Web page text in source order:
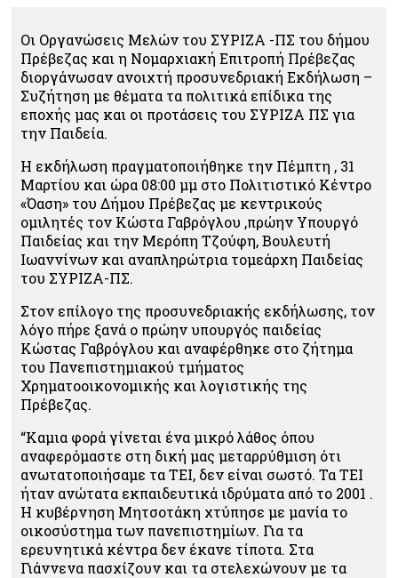
Οι Οργανώσεις Μελών του ΣΥΡΙΖΑ -ΠΣ του δήμου
Πρέβεζας και η Νομαρχιακή Επιτροπή Πρέβεζας
διοργάνωσαν ανοιχτή προσυνεδριακή Εκδήλωση –
Συζήτηση με θέματα τα πολιτικά επίδικα της
εποχής μας και οι προτάσεις του ΣΥΡΙΖΑ ΠΣ για
την Παιδεία.
Η εκδήλωση πραγματοποιήθηκε την Πέμπτη , 31
Μαρτίου και ώρα 08:00 μμ στο Πολιτιστικό Κέντρο
«Όαση» του Δήμου Πρέβεζας με κεντρικούς
ομιλητές τον Κώστα Γαβρόγλου ,πρώην Υπουργό
Παιδείας και την Μερόπη Τζούφη, Βουλευτή
Ιωαννίνων και αναπληρώτρια τομεάρχη Παιδείας
του ΣΥΡΙΖΑ-ΠΣ.
Στον επίλογο της προσυνεδριακής εκδήλωσης, τον
λόγο πήρε ξανά ο πρώην υπουργός παιδείας
Κώστας Γαβρόγλου και αναφέρθηκε στο ζήτημα
του Πανεπιστημιακού τμήματος
Χρηματοοικονομικής και λογιστικής της
Πρέβεζας.
“Καμια φορά γίνεται ένα μικρό λάθος όπου
αναφερόμαστε στη δική μας μεταρρύθμιση ότι
ανωτατοποιήσαμε τα ΤΕΙ, δεν είναι σωστό. Τα ΤΕΙ
ήταν ανώτατα εκπαιδευτικά ιδρύματα από το 2001 .
Η κυβέρνηση Μητσοτάκη χτύπησε με μανία το
οικοσύστημα των πανεπιστημίων. Για τα
ερευνητικά κέντρα δεν έκανε τίποτα. Στα
Γιάννενα πασχίζουν και τα στελεχώνουν με τα